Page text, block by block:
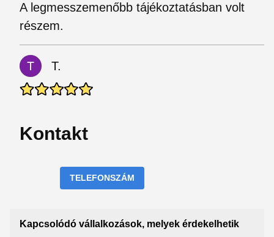
A legmesszemenőbb tájékoztatásban volt
részem.
T.
Kontakt
TELEFONSZÁM
Kapcsolódó vállalkozások, melyek érdekelhetik